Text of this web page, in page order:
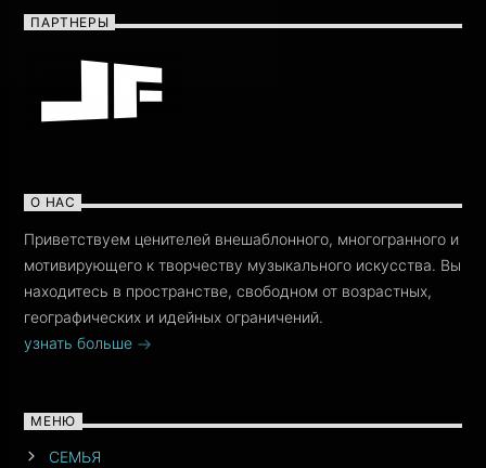
ПАРТНЕРЫ
О НАС
Приветствуем ценителей внешаблонного, многогранного и
мотивирующего к творчеству музыкального искусства. Вы
находитесь в пространстве, свободном от возрастных,
географических и идейных ограничений.
узнать больше
МЕНЮ
СЕМЬЯ